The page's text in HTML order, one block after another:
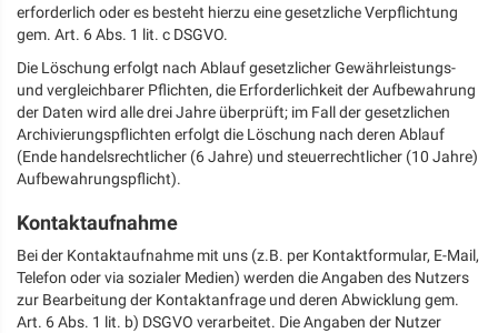
erforderlich oder es besteht hierzu eine gesetzliche Verpflichtung
gem. Art. 6 Abs. 1 lit. c DSGVO.
Die Löschung erfolgt nach Ablauf gesetzlicher Gewährleistungs-
und vergleichbarer Pflichten, die Erforderlichkeit der Aufbewahrung
der Daten wird alle drei Jahre überprüft; im Fall der gesetzlichen
Archivierungspflichten erfolgt die Löschung nach deren Ablauf
(Ende handelsrechtlicher (6 Jahre) und steuerrechtlicher (10 Jahre)
Aufbewahrungspflicht).
Kontaktaufnahme
Bei der Kontaktaufnahme mit uns (z.B. per Kontaktformular, E-Mail,
Telefon oder via sozialer Medien) werden die Angaben des Nutzers
zur Bearbeitung der Kontaktanfrage und deren Abwicklung gem.
Art. 6 Abs. 1 lit. b) DSGVO verarbeitet. Die Angaben der Nutzer